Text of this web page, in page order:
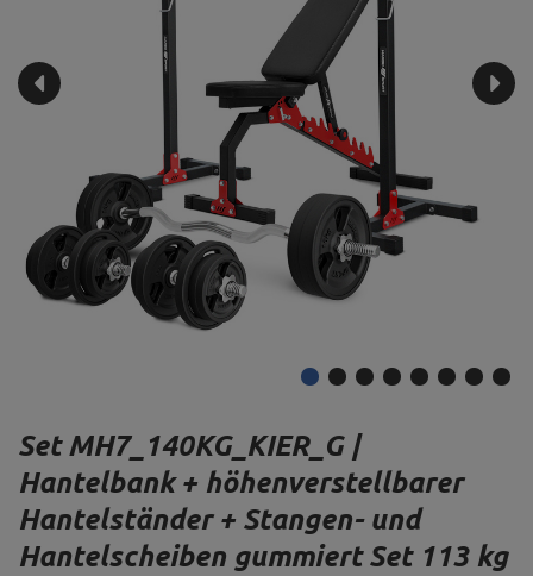
Set MH7_140KG_KIER_G |
Hantelbank + höhenverstellbarer
Hantelständer + Stangen- und
Hantelscheiben gummiert Set 113 kg